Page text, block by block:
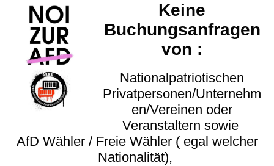
Keine
Buchungsanfragen
von :
Nationalpatriotischen
Privatpersonen/Unternehm
en/Vereinen oder
Veranstaltern sowie
AfD Wähler / Freie Wähler ( egal welcher
Nationalität),